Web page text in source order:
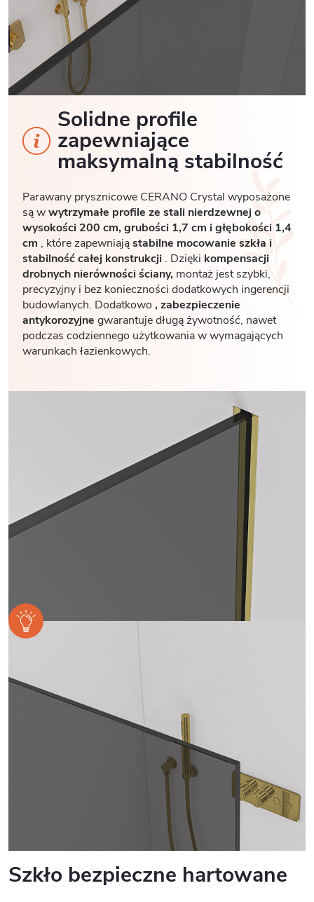
Solidne profile
zapewniające
maksymalną stabilność
Parawany prysznicowe CERANO Crystal wyposażone
są wwytrzymałe profile ze stali nierdzewnej o
wysokości 200 cm, grubości 1,7 cm i głębokości 1,4
cm , które zapewniająstabilne mocowanie szkła i
stabilność całej konstrukcji . Dzięki kompensacji
drobnych nierówności ściany, montaż jest szybki,
precyzyjny i bez konieczności dodatkowych ingerencji
budowlanych. Dodatkowo , zabezpieczenie
antykorozyjne gwarantuje długą żywotność, nawet
podczas codziennego użytkowania w wymagających
warunkach łazienkowych.
Szkło bezpieczne hartowane